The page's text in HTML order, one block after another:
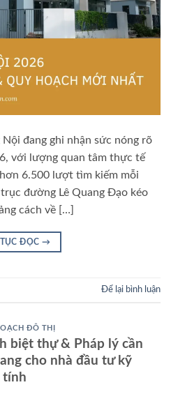
đang ghi nhận sức nóng rõ
với lượng quan tâm thực tế
6.500 lượt tìm kiếm mỗi
đường Lê Quang Đạo kéo
cách về […]
ĐỌC →
Để lại bình luận
ĐÔ THỊ
biệt thự & Pháp lý cần
cho nhà đầu tư kỹ
tính